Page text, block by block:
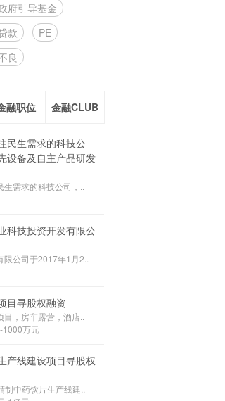
府引导基金
款
PE
良
融职位 金融CLUB
民生需求的科技公
设备及自主产品研发
需求的科技公司，..
科技投资开发有限公
公司于2017年1月2..
目寻股权融资
，房车露营，酒店..
1000万元
产线建设项目寻股权
中药饮片生产线建..